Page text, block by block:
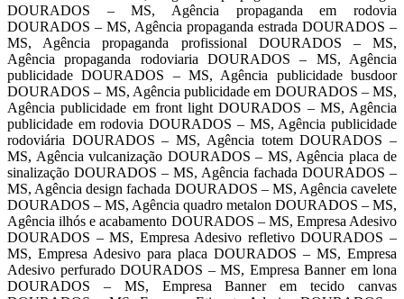
DOURADOS – MS, Agência propaganda em rodovia
DOURADOS – MS, Agência propaganda estrada DOURADOS –
MS, Agência propaganda profissional DOURADOS – MS,
Agência propaganda rodoviaria DOURADOS – MS, Agência
publicidade DOURADOS – MS, Agência publicidade busdoor
DOURADOS – MS, Agência publicidade em DOURADOS – MS,
Agência publicidade em front light DOURADOS – MS, Agência
publicidade em rodovia DOURADOS – MS, Agência publicidade
rodoviária DOURADOS – MS, Agência totem DOURADOS –
MS, Agência vulcanização DOURADOS – MS, Agência placa de
sinalização DOURADOS – MS, Agência fachada DOURADOS –
MS, Agência design fachada DOURADOS – MS, Agência cavelete
DOURADOS – MS, Agência quadro metalon DOURADOS – MS,
Agência ilhós e acabamento DOURADOS – MS, Empresa Adesivo
DOURADOS – MS, Empresa Adesivo refletivo DOURADOS –
MS, Empresa Adesivo para placa DOURADOS – MS, Empresa
Adesivo perfurado DOURADOS – MS, Empresa Banner em lona
DOURADOS – MS, Empresa Banner em tecido canvas